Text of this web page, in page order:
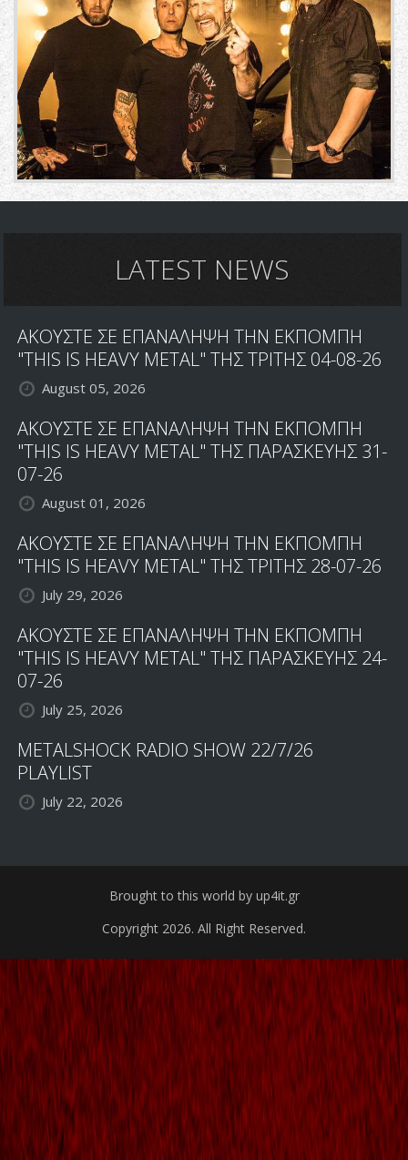
LATEST NEWS
ΑΚΟΥΣΤΕ ΣΕ ΕΠΑΝΑΛΗΨΗ ΤΗΝ ΕΚΠΟΜΠΗ
"THIS IS HEAVY METAL" ΤΗΣ ΤΡΙΤΗΣ 04-08-26
August 05, 2026
ΑΚΟΥΣΤΕ ΣΕ ΕΠΑΝΑΛΗΨΗ ΤΗΝ ΕΚΠΟΜΠΗ
"THIS IS HEAVY METAL" ΤΗΣ ΠΑΡΑΣΚΕΥΗΣ 31-
07-26
August 01, 2026
ΑΚΟΥΣΤΕ ΣΕ ΕΠΑΝΑΛΗΨΗ ΤΗΝ ΕΚΠΟΜΠΗ
"THIS IS HEAVY METAL" ΤΗΣ ΤΡΙΤΗΣ 28-07-26
July 29, 2026
ΑΚΟΥΣΤΕ ΣΕ ΕΠΑΝΑΛΗΨΗ ΤΗΝ ΕΚΠΟΜΠΗ
"THIS IS HEAVY METAL" ΤΗΣ ΠΑΡΑΣΚΕΥΗΣ 24-
07-26
July 25, 2026
METALSHOCK RADIO SHOW 22/7/26
PLAYLIST
July 22, 2026
Brought to this world by up4it.gr
Copyright 2026. All Right Reserved.